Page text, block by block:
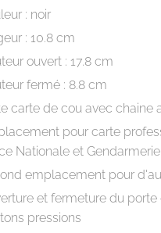
: noir
: 10.8 cm
ouvert : 17.8 cm
fermé : 8.8 cm
carte de cou avec chaine
pour carte
Nationale et Gendarmerie
emplacement pour
et fermeture du
pressions